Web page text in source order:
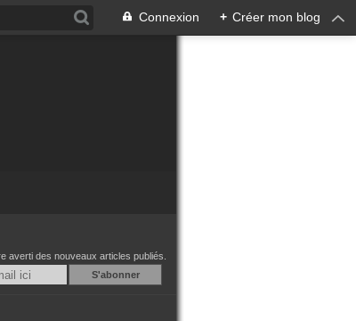
Connexion + Créer mon blog
averti des nouveaux articles publiés.
Email